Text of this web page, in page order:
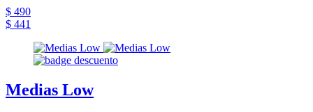
$ 490
$ 441
Medias Low